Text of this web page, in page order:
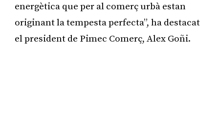
energètica que per al comerç urbà estan
originant la tempesta perfecta”, ha destacat
el president de Pimec Comerç, Alex Goñi.